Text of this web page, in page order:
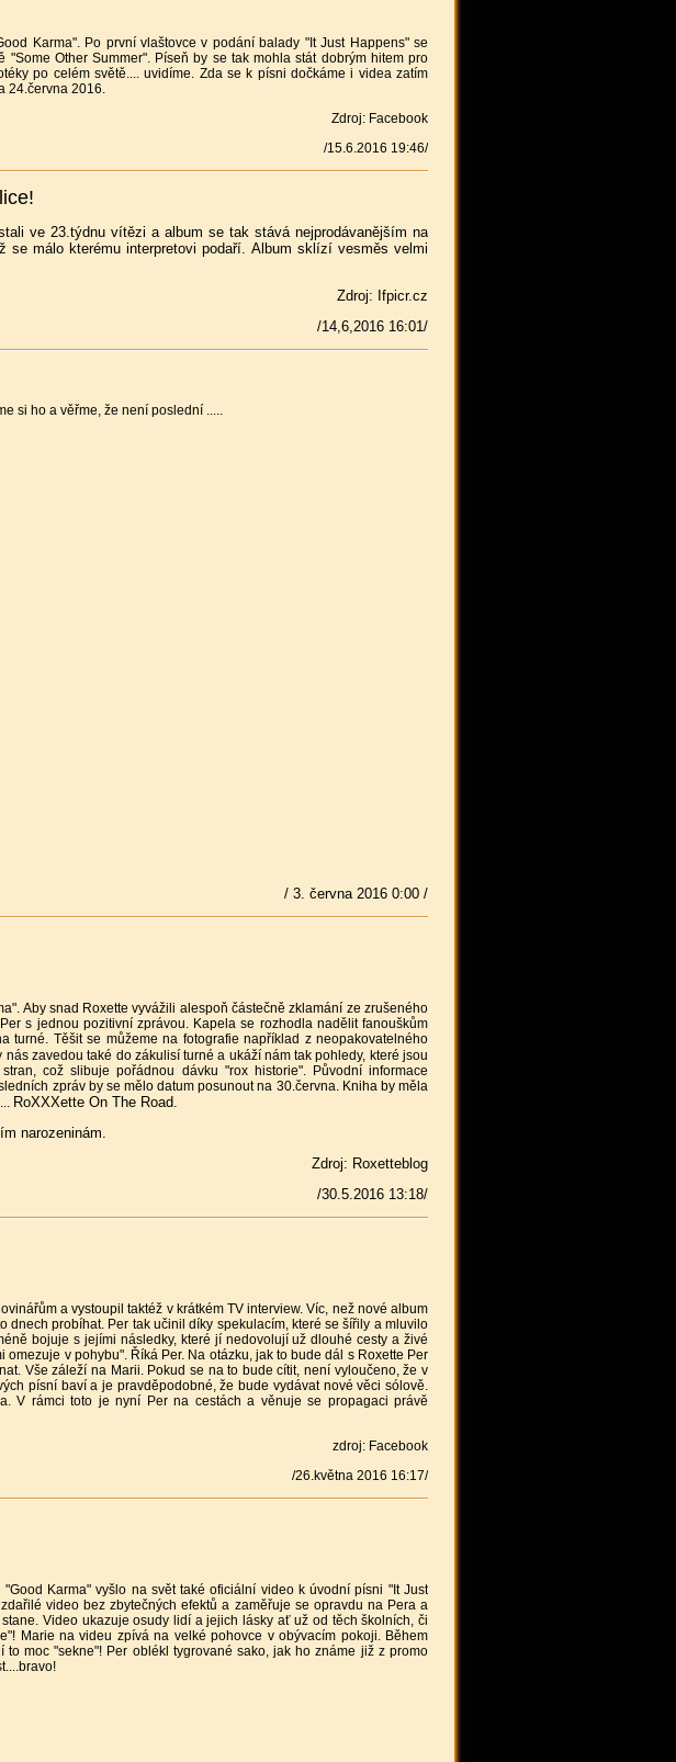
Karma". Po první vlaštovce v podání balady "It Just Happens" se
Other Summer". Píseň by se tak mohla stát dobrým hitem pro
po celém světě.... uvidíme. Zda se k písni dočkáme i videa zatím
24.června 2016.
Zdroj: Facebook
/15.6.2016 19:46/
ve 23.týdnu vítězi a album se tak stává nejprodávanějším na
málo kterému interpretovi podaří. Album sklízí vesměs velmi
Zdroj: Ifpicr.cz
/14,6,2016 16:01/
si ho a věřme, že není poslední .....
/ 3. června 2016 0:00 /
Aby snad Roxette vyvážili alespoň částečně zklamání ze zrušeného
s jednou pozitivní zprávou. Kapela se rozhodla nadělit fanouškům
turné. Těšit se můžeme na fotografie například z neopakovatelného
nás zavedou také do zákulisí turné a ukáží nám tak pohledy, které jsou
což slibuje pořádnou dávku "rox historie". Původní informace
zpráv by se mělo datum posunout na 30.června. Kniha by měla
RoXXXette On The Road.
narozeninám.
Zdroj: Roxetteblog
/30.5.2016 13:18/
a vystoupil taktéž v krátkém TV interview. Víc, než nové album
probíhat. Per tak učinil díky spekulacím, které se šířily a mluvilo
bojuje s jejími následky, které jí nedovolují už dlouhé cesty a živé
v pohybu". Říká Per. Na otázku, jak to bude dál s Roxette Per
Vše záleží na Marii. Pokud se na to bude cítit, není vyloučeno, že v
písní baví a je pravděpodobné, že bude vydávat nové věci sólově.
V rámci toto je nyní Per na cestách a věnuje se propagaci právě
zdroj: Facebook
/26.května 2016 16:17/
Karma" vyšlo na svět také oficiální video k úvodní písni "It Just
video bez zbytečných efektů a zaměřuje se opravdu na Pera a
Video ukazuje osudy lidí a jejich lásky ať už od těch školních, či
Marie na videu zpívá na velké pohovce v obývacím pokoji. Během
moc "sekne"! Per oblékl tygrované sako, jak ho známe již z promo